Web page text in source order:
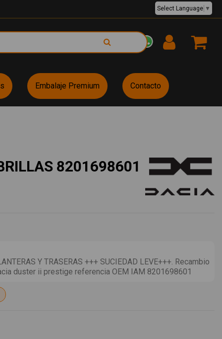
EUR €
Select Language ▼
Embalaje Premium Contacto
8201698601
Y TRASERAS +++ SUCIEDAD LEVE+++. Recambio
duster ii prestige referencia OEM IAM 8201698601